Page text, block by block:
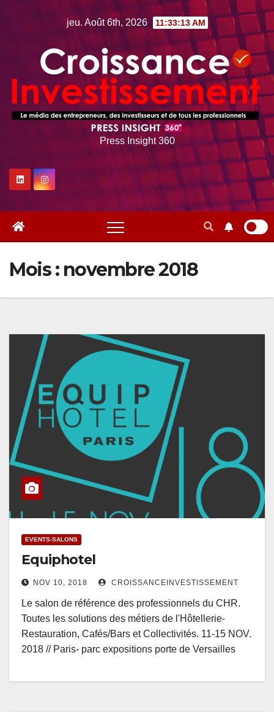
jeu. Août 6th, 2026 11:33:14 AM
Press Insight 360
Mois : novembre 2018
EVENTS-SALONS
Equiphotel
NOV 10, 2018 CROISSANCEINVESTISSEMENT
Le salon de référence des professionnels du CHR.
Toutes les solutions des métiers de l'Hôtellerie-
Restauration, Cafés/Bars et Collectivités. 11-15 NOV.
2018 // Paris- parc expositions porte de Versailles